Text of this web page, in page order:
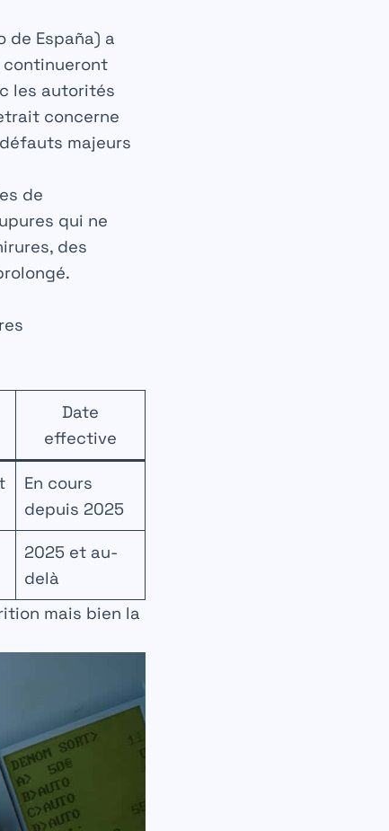
de España) a
les autorités
concerne
majeurs
de
qui ne
des
Date
effective
En cours
depuis 2025
2025 et au-
delà
mais bien la